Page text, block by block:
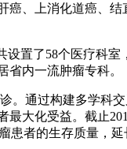
、上消化道癌、结
了58个医疗科室
内一流肿瘤专科。
通过构建多学科交
大化受益。截止
患者的生存质量，延